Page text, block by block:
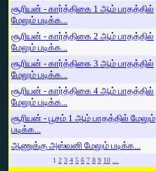
சூரியன் - கார்த்திகை 1 ஆம் பாதத்தில்
மேலும் படிக்க...
சூரியன் - கார்த்திகை 2 ஆம் பாதத்தில்
மேலும் படிக்க...
சூரியன் - கார்த்திகை 3 ஆம் பாதத்தில்
மேலும் படிக்க...
சூரியன் - கார்த்திகை 4 ஆம் பாதத்தில்
மேலும் படிக்க...
சூரியன் - பூசம் 1 ஆம் பாதத்தில் மேலும்
படிக்க...
ஆணுக்கு அஸ்வனி மேலும் படிக்க...
1 2 3 4 5 6 7 8 9 10 ...